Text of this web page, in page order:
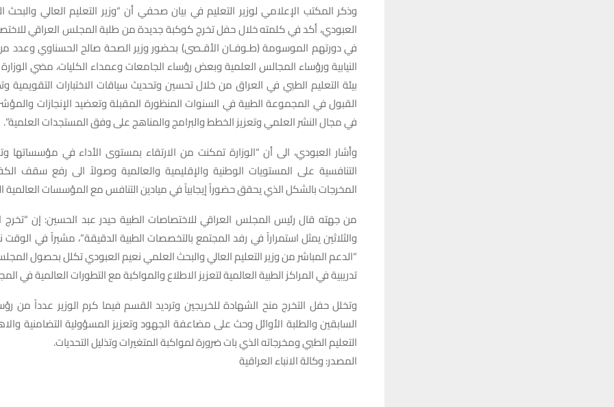
وذكر المكتب الإعلامي لوزير التعليم في بيان صحفي أن “وزير التعليم العالي
العبودي، أكد في كلمته خلال حفل تخرج كوكبة جديدة من طلبة المجلس العراقي
في دورتهم الموسومة (طـوفـان الأقـصى) بحضور وزير الصحة صالح الحسناوي وعدد
النيابية ورؤساء المجالس العلمية وبعض رؤساء الجامعات وعمداء الكليات، مضي الوزارة
بيئة التعليم الطبي في العراق من خلال تحسين وتحديث سياقات الاختبارات التقويمية
القبول في المجموعة الطبية في السنوات المنظورة المقبلة وتعضيد الإنجازات
في مجال النشر العلمي وتعزيز الخطط والبرامج والمناهج على وفق المستجدات العلمية”.
وأشار العبودي، الى أن “الوزارة تمكنت من الارتقاء بمستوى الأداء في مؤسساتها
التنافسية على المستويات الوطنية والإقليمية والعالمية وصولاً الى رفع سقف
المخرجات بالشكل الذي يحقق حضوراً إيجابياً في ميادين التنافس مع المؤسسات العالمية
من جهته قال رئيس المجلس العراقي للاختصاصات الطبية حيدر عبد الحسين: إن “تخرج
والثلاثين يمثل استمراراً في رفد المجتمع بالتخصصات الطبية الدقيقة”، مشيراً في
“الدعم المباشر من وزير التعليم العالي والبحث العلمي نعيم العبودي تكلل بحصول
تدريبية في المراكز الطبية العالمية لتعزيز الاطلاع والمواكبة مع التطورات العالمية في
وتخلل حفل التخرج منح الشهادة للخريجين وترديد القسم فيما كرم الوزير عدداً من
السابقين والطلبة الأوائل وحث على مضاعفة الجهود وتعزيز المسؤولية التضامنية
التعليم الطبي ومخرجاته الذي بات ضرورة لمواكبة المتغيرات وتذليل التحديات.
المصدر: وكالة الانباء العراقية